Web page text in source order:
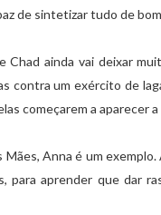
de sintetizar tudo de
Chad ainda vai deixar
contra um exército de
começarem a aparecer
Mães, Anna é um
para aprender que dar